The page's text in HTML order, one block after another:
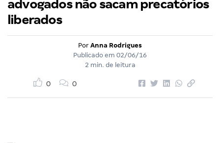
advogados não sacam precatórios
liberados
Por Anna Rodrigues
Publicado em 02/06/16
2 min. de leitura
0 0